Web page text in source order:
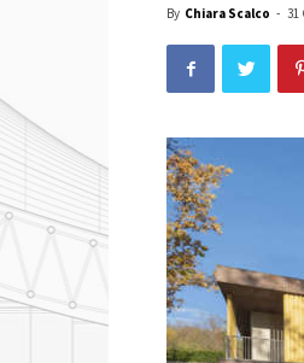
By Chiara Scalco - 31